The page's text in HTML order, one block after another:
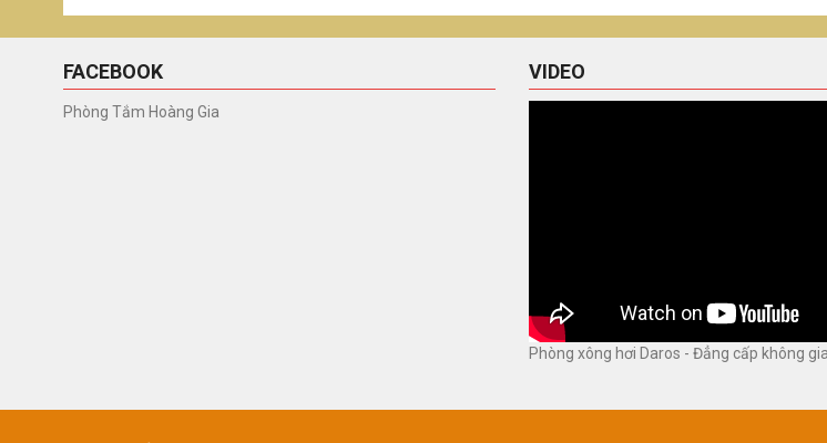
FACEBOOK
Phòng Tắm Hoàng Gia
VIDEO
Phòng xông hơi Daros - Đẳng cấp không